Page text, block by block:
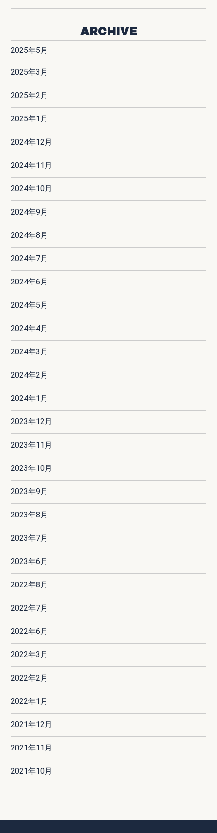
ARCHIVE
2025年5月
2025年3月
2025年2月
2025年1月
2024年12月
2024年11月
2024年10月
2024年9月
2024年8月
2024年7月
2024年6月
2024年5月
2024年4月
2024年3月
2024年2月
2024年1月
2023年12月
2023年11月
2023年10月
2023年9月
2023年8月
2023年7月
2023年6月
2022年8月
2022年7月
2022年6月
2022年3月
2022年2月
2022年1月
2021年12月
2021年11月
2021年10月